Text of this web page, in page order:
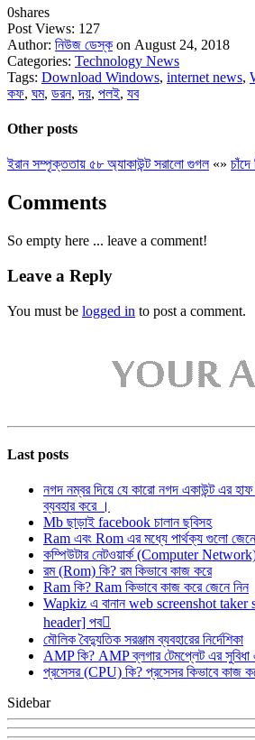
0shares
Post Views: 127
Author: নিউজ ডেস্ক on August 24, 2018
Categories: Technology News
Tags: Download Windows, internet news,
কফ, ঘম, ডরন,দয়, পলই, যব
Other posts
ইরান সম্পৃক্ততায় ৫৮ অ্যাকাউন্ট সরালো গুগল«» চাঁদে
Comments
So empty here ... leave a comment!
Leave a Reply
You must be logged in to post a comment.
Last posts
নগদ নম্বর দিয়ে যে কারো নগদ একাউন্ট এর
ব্যবহার করে ।
Mb ছাড়াই facebook চালান ছবিসহ
Ram এবং Rom এর মধ্যে পার্থক্য গুলো
কম্পিউটার নেটওয়ার্ক (Computer
রম (Rom) কি? রম কিভাবে কাজ করে
Ram কি? Ram কিভাবে কাজ করে জেনে নিন
Wapkiz এ বানান web screenshot taker
header] পব
মৌলিক বৈদ্যুতিক সরঞ্জাম ব্যবহারের নির্দেশিকা
AMP কি? AMP ব্লগার টেমপ্লেট এর সুবিধা
প্রসেসর (CPU) কি? প্রসেসর কিভাবে কাজ
Sidebar